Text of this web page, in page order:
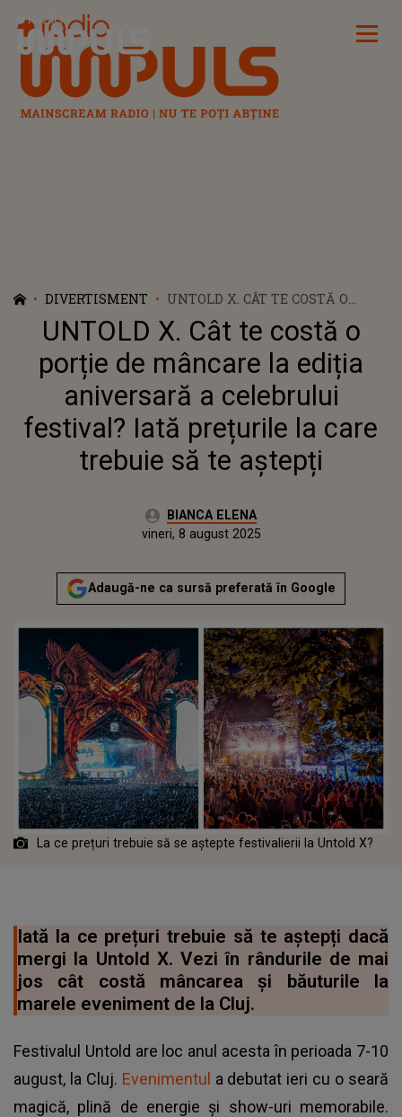
Radio Impuls
DIVERTISMENT
UNTOLD X. CÂT TE COSTĂ O
PORȚIE DE MÂNCARE LA EDIȚIA
ANIVERSARĂ A CELEBRULUI
FESTIVAL? IATĂ PREȚURILE LA
CARE TREBUIE SĂ TE AȘTEPȚI
UNTOLD X. Cât te costă o
porție de mâncare la ediția
aniversară a celebrului
festival? Iată prețurile la care
trebuie să te aștepți
Autor:BIANCA ELENA
Publicat:
vineri, 8 august 2025
Adaugă-ne ca sursă preferată în Google
La ce prețuri trebuie să se aștepte festivalierii la Untold X?
Iată la ce prețuri trebuie să te aștepți dacă
mergi la Untold X. Vezi în rândurile de mai
jos cât costă mâncarea și băuturile la
marele eveniment de la Cluj.
Festivalul Untold are loc anul acesta în perioada 7-10
august, la Cluj. Evenimentul a debutat ieri cu o seară
magică, plină de energie și show-uri memorabile.